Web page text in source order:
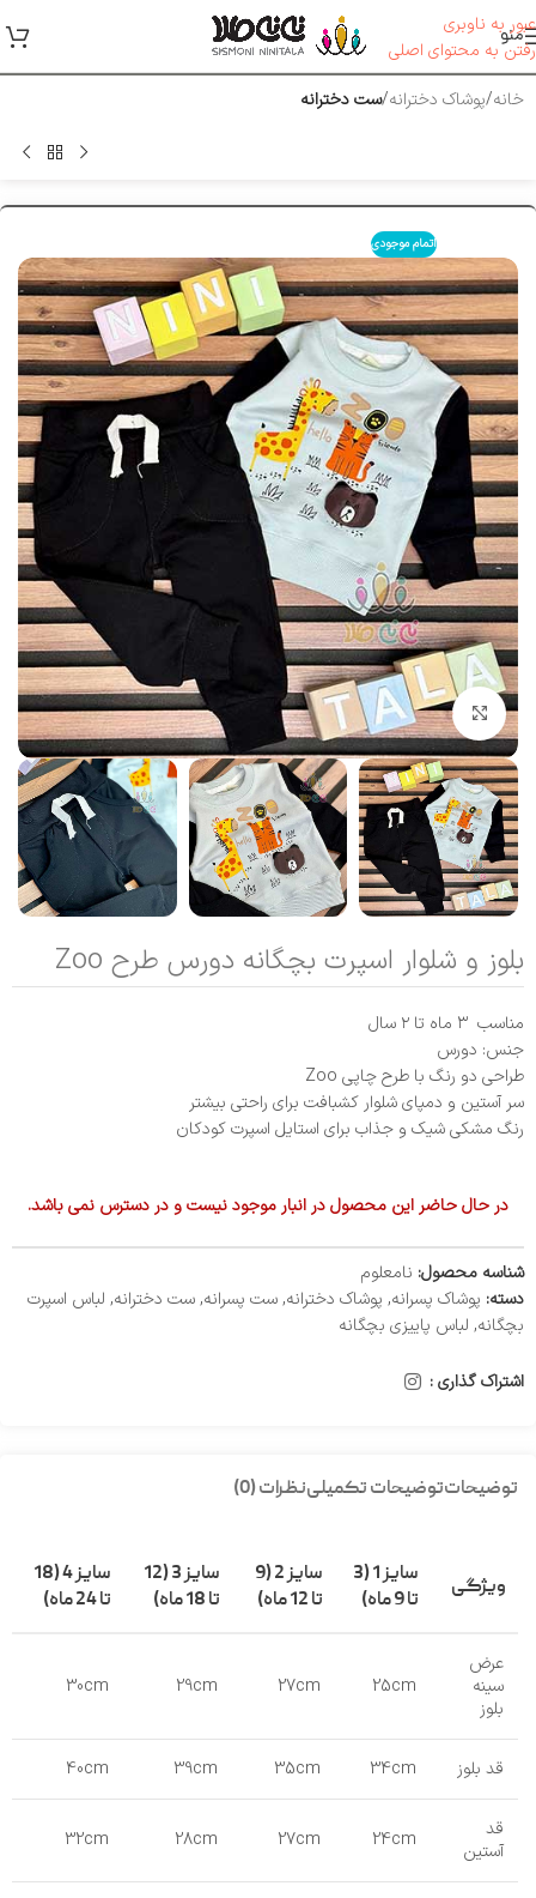
عبور به ناوبری
رفتن به محتوای اصلی
منو
خانه پوشاک دخترانه ست دخترانه
اتمام موجودی
بزرگنمایی تصویر
بلوز و شلوار اسپرت بچگانه دورس طرح Zoo
مناسب ۳ ماه تا ۲ سال
جنس: دورس
طراحی دو رنگ با طرح چاپی Zoo
سر آستین و دمپای شلوار کشبافت برای راحتی بیشتر
رنگ مشکی شیک و جذاب برای استایل اسپرت کودکان
در حال حاضر این محصول در انبار موجود نیست و در دسترس نمی باشد.
شناسه محصول: نامعلوم
دسته: پوشاک پسرانه, پوشاک دخترانه,ست پسرانه,ست دخترانه, لباس اسپرت
بچگانه, لباس پاییزی بچگانه
اشتراک گذاری :
توضیحاتتوضیحات تکمیلینظرات (0)
ویژگی
سایز 1 (3
تا 9 ماه)
سایز 2 (9
تا 12 ماه)
سایز 3 (12
تا 18 ماه)
سایز 4 (18
تا 24 ماه)
عرض
سینه
بلوز
25cm
27cm
29cm
30cm
قد بلوز 34cm
35cm
39cm
40cm
قد
آستین
24cm
27cm
28cm
32cm